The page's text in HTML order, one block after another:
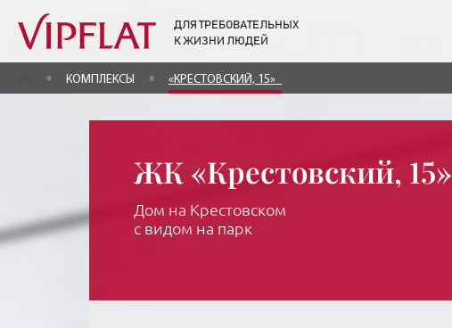
ДЛЯ ТРЕБОВАТЕЛЬНЫХ
К ЖИЗНИ ЛЮДЕЙ
ГЛАВНАЯКОМПЛЕКСЫ «КРЕСТОВСКИЙ, 15»
ЖК «Крестовский, 15»
Дом на Крестовском
с видом на парк